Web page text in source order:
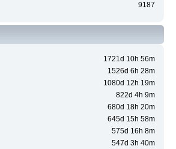
9187
1721d 10h 56m
1526d 6h 28m
1080d 12h 19m
822d 4h 9m
680d 18h 20m
645d 15h 58m
575d 16h 8m
547d 3h 40m